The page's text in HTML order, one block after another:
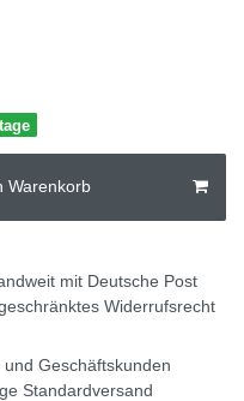
Warenkorb
mit Deutsche Post
Widerrufsrecht
Geschäftskunden
Standardversand